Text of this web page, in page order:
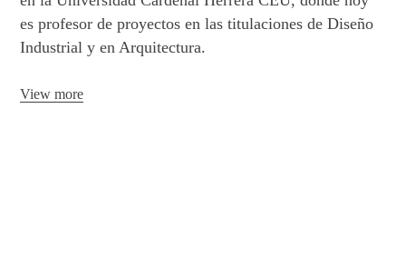
es profesor de proyectos en las titulaciones de Diseño
Industrial y en Arquitectura.
View more